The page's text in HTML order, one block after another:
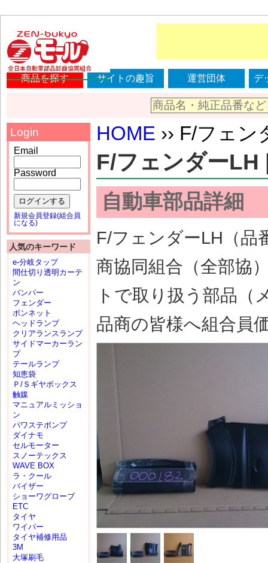
商品を探す サイトの趣旨 運営団体 デ
HOME ›› F/フェ
F/フェンダーLH
自動車部品詳細
F/フェンダーLH（品
商協同組合（全部協
トで取り扱う部品（
品商の皆様へ組合員
Login
Email
Password
ログインする
新規会員登録(組合員
になる)
人気のキーワード
e-分岐タップ
間仕切り透明カーテ
ン
バンパー
フェンダー
ボンネット
ヘッドランプ
クリアランスランプ
サイドマーカーラン
プ
テールランプ
知恵袋
Ｐ/Ｓギヤボックス
触媒
マニュアルミッショ
ン
パワステポンプ
ダイナモ
セルモーター
スノーテックス
WAVE BOX
ラ・クール
バイザー
ショーワグローブ
ETC
タイヤ
ワイパー
タイヤ補修用品
3M
大塚刷毛